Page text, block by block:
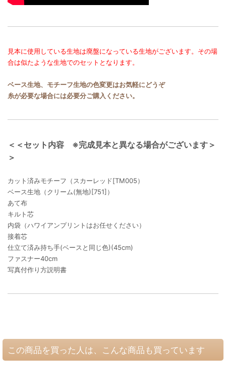
見本に使用している生地は廃盤になっている生地がございます。その場
合は似たような生地でのセットとなります。
ベース生地、モチーフ生地の色変更はお気軽にどうぞ
糸が必要な場合には必要分ご購入ください。
＜＜セット内容 ※完成見本と異なる場合がございます＞
＞
カット済みモチーフ（スカーレッド[TM005）
ベース生地（クリーム(無地)[751]）
あて布
キルト芯
内袋（ハワイアンプリントはお任せください）
接着芯
仕立て済み持ち手(ベースと同じ色)(45cm)
ファスナー40cm
写真付作り方説明書
この商品を買った人は、こんな商品も買っています